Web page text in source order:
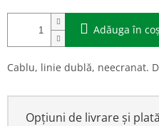
Adăuga în coş
Cablu, linie dublă, neecranat.
Opțiuni de livrare și plată